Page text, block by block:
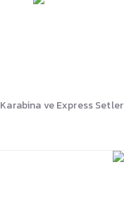
Karabina ve Express Setler